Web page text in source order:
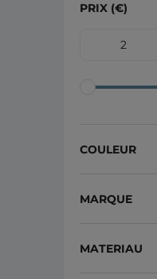
PRIX (€)
COULEUR
Noir
MARQUE
MATERIAU